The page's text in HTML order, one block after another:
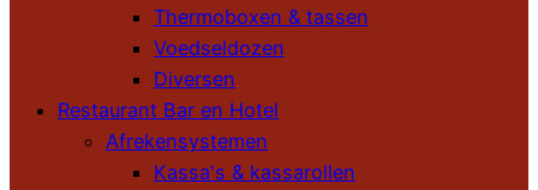
Thermoboxen & tassen
Voedseldozen
Diversen
Restaurant Bar en Hotel
Afrekensystemen
Kassa's & kassarollen